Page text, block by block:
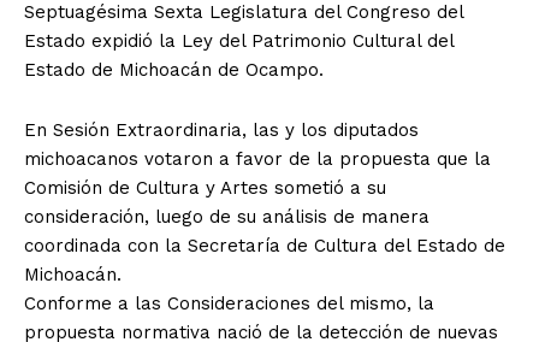
Septuagésima Sexta Legislatura del Congreso del
Estado expidió la Ley del Patrimonio Cultural del
Estado de Michoacán de Ocampo.
En Sesión Extraordinaria, las y los diputados
michoacanos votaron a favor de la propuesta que la
Comisión de Cultura y Artes sometió a su
consideración, luego de su análisis de manera
coordinada con la Secretaría de Cultura del Estado de
Michoacán.
Conforme a las Consideraciones del mismo, la
propuesta normativa nació de la detección de nuevas